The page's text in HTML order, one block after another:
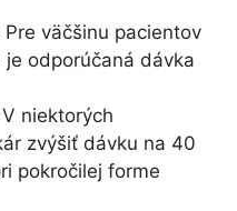
väčšinu pacientov
odporúčaná dávka
niektorých
zvýšiť dávku na 40
pokročilej forme